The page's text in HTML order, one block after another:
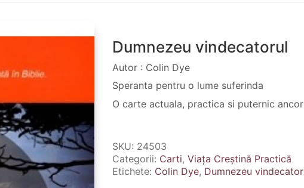
Dumnezeu vindecatorul
Autor : Colin Dye
Speranta pentru o lume suferinda
O carte actuala, practica si puternic
SKU: 24503
Categorii: Carti, Viața Creștină Practică
Etichete: Colin Dye, Dumnezeu